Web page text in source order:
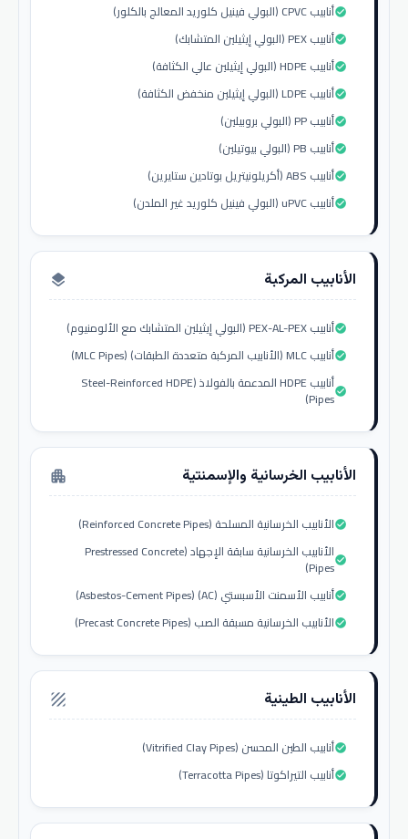
أنابيب CPVC (البولي فينيل كلوريد المعالج بالكلور)check_circle
أنابيب PEX (البولي إيثيلين المتشابك)check_circle
أنابيب HDPE (البولي إيثيلين عالي الكثافة)check_circle
أنابيب LDPE (البولي إيثيلين منخفض الكثافة)check_circle
أنابيب PP (البولي بروبيلين)check_circle
أنابيب PB (البولي بيوتيلين)check_circle
أنابيب ABS (أكريلونيتريل بوتادين ستايرين)check_circle
أنابيب uPVC (البولي فينيل كلوريد غير الملدن)check_circle
الأنابيب المركبة layers
أنابيب PEX-AL-PEX (البولي إيثيلين المتشابك مع الألومنيوم)check_circle
أنابيب MLC (الأنابيب المركبة متعددة الطبقات) (MLC Pipes)check_circle
أنابيب HDPE المدعمة بالفولاذ (Steel-Reinforced HDPE
Pipes)check_circle
الأنابيب الخرسانية والإسمنتية apartment
الأنابيب الخرسانية المسلحة (Reinforced Concrete Pipes)check_circle
الأنابيب الخرسانية سابقة الإجهاد (Prestressed Concrete
Pipes)check_circle
أنابيب الأسمنت الأسبستي (AC) (Asbestos-Cement Pipes)check_circle
الأنابيب الخرسانية مسبقة الصب (Precast Concrete Pipes)check_circle
الأنابيب الطينية texture
أنابيب الطين المحسن (Vitrified Clay Pipes)check_circle
أنابيب التيراكوتا (Terracotta Pipes)check_circle